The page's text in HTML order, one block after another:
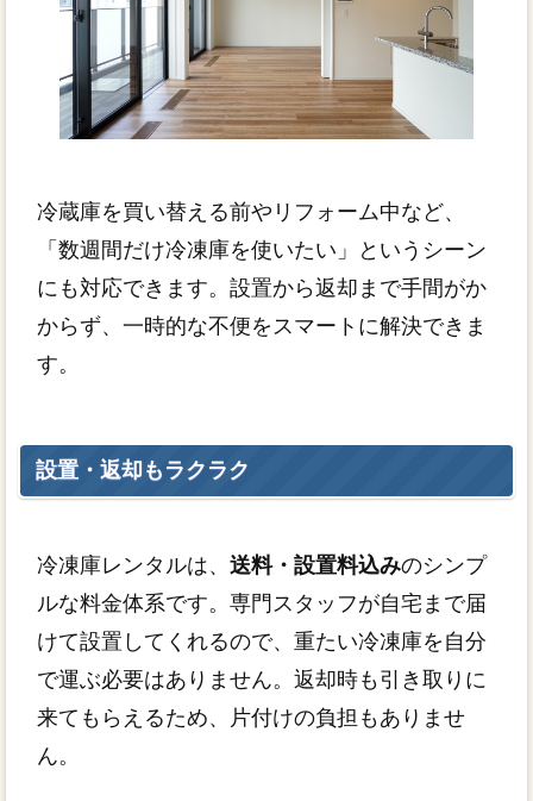
冷蔵庫を買い替える前やリフォーム中など、
「数週間だけ冷凍庫を使いたい」というシーン
にも対応できます。設置から返却まで手間がか
からず、一時的な不便をスマートに解決できま
す。
設置・返却もラクラク
冷凍庫レンタルは、 送料・設置料込みのシンプ
ルな料金体系です。専門スタッフが自宅まで届
けて設置してくれるので、重たい冷凍庫を自分
で運ぶ必要はありません。返却時も引き取りに
来てもらえるため、片付けの負担もありませ
ん。